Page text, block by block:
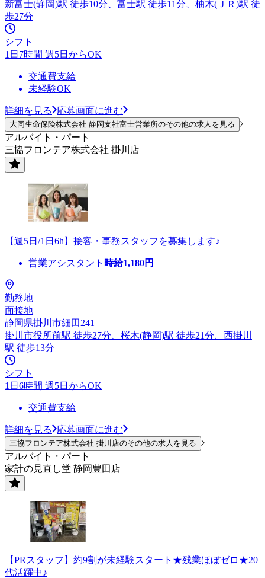
新富士(静岡)駅 徒歩10分、富士駅 徒歩11分、柚木(ＪＲ)駅 徒
歩27分
シフト
1日7時間 週5日からOK
交通費支給
未経験OK
詳細を見る 応募画面に進む
大同生命保険株式会社 静岡支社富士営業所のその他の求人を見る
アルバイト・パート
三協フロンテア株式会社 掛川店
【週5日/1日6h】接客・事務スタッフを募集します♪
営業アシスタント 時給1,180円
勤務地
面接地
静岡県掛川市細田241
掛川市役所前駅 徒歩27分、桜木(静岡)駅 徒歩21分、西掛川
駅 徒歩13分
シフト
1日6時間 週5日からOK
交通費支給
詳細を見る 応募画面に進む
三協フロンテア株式会社 掛川店のその他の求人を見る
アルバイト・パート
家計の見直し堂 静岡豊田店
【PRスタッフ】約9割が未経験スタート★残業ほぼゼロ★20
代活躍中♪